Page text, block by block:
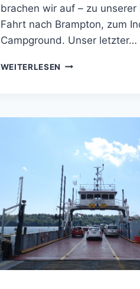
brachen wir auf – zu unserer
Fahrt nach Brampton, zum
Campground. Unser letzter…
WEITERLESEN KANADA